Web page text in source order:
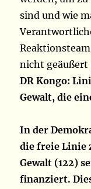
sind und wie
nicht
DR Kongo:
Gewalt, die
In der
die freie Linie
Gewalt (122)
finanziert.